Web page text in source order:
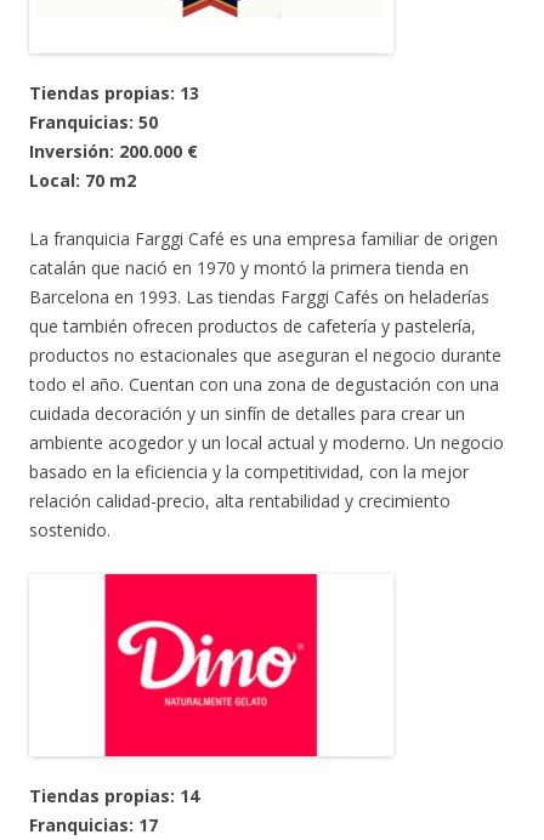
Tiendas propias: 13
Franquicias: 50
Inversión: 200.000 €
Local: 70 m2
La franquicia Farggi Café es una empresa familiar de origen
catalán que nació en 1970 y montó la primera tienda en
Barcelona en 1993. Las tiendas Farggi Cafés on heladerías
que también ofrecen productos de cafetería y pastelería,
productos no estacionales que aseguran el negocio durante
todo el año. Cuentan con una zona de degustación con una
cuidada decoración y un sinfín de detalles para crear un
ambiente acogedor y un local actual y moderno. Un negocio
basado en la eficiencia y la competitividad, con la mejor
relación calidad-precio, alta rentabilidad y crecimiento
sostenido.
Tiendas propias: 14
Franquicias: 17